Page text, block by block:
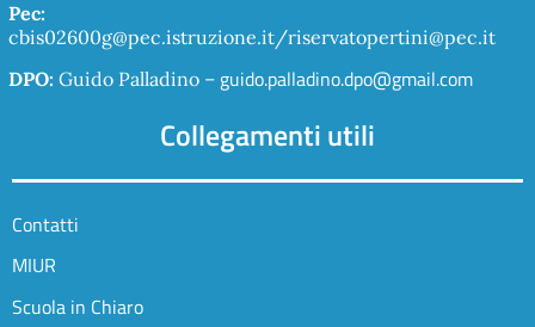
Pec:
cbis02600g@pec.istruzione.it/riservatopertini@pec.it
DPO: Guido Palladino – guido.palladino.dpo@gmail.com
Collegamenti utili
Contatti
MIUR
Scuola in Chiaro